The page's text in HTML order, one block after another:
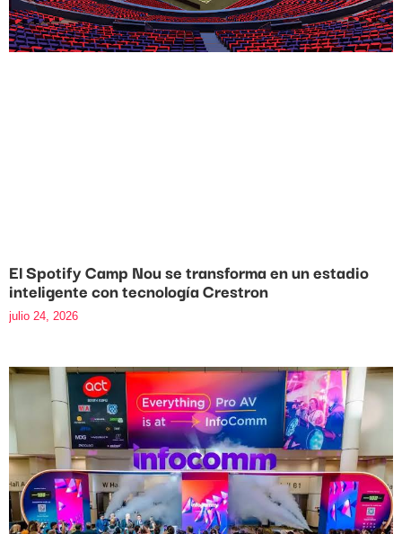
El Spotify Camp Nou se transforma en un estadio
inteligente con tecnología Crestron
julio 24, 2026